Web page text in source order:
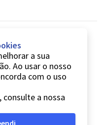
a sua
Ao usar o nosso
com o uso
a nossa